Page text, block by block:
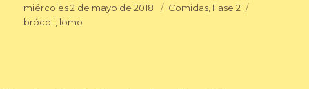
Publicado
el
miércoles 2 de mayo de 2018 Categorías
Comidas, Fase 2
brócoli, lomo